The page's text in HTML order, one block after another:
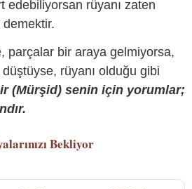
edebiliyorsan rüyanı zaten
parçalar bir araya gelmiyorsa,
rüyanı olduğu gibi
(Mürşid) senin için yorumlar;
Bekliyor